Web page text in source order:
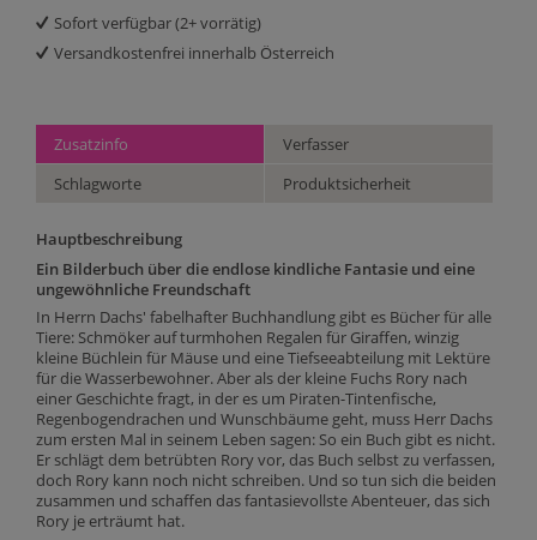
Sofort verfügbar (2+ vorrätig)
Versandkostenfrei innerhalb Österreich
Zusatzinfo
Verfasser
Schlagworte
Produktsicherheit
Hauptbeschreibung
Ein Bilderbuch über die endlose kindliche Fantasie und eine
ungewöhnliche Freundschaft
In Herrn Dachs' fabelhafter Buchhandlung gibt es Bücher für alle
Tiere: Schmöker auf turmhohen Regalen für Giraffen, winzig
kleine Büchlein für Mäuse und eine Tiefseeabteilung mit Lektüre
für die Wasserbewohner. Aber als der kleine Fuchs Rory nach
einer Geschichte fragt, in der es um Piraten-Tintenfische,
Regenbogendrachen und Wunschbäume geht, muss Herr Dachs
zum ersten Mal in seinem Leben sagen: So ein Buch gibt es nicht.
Er schlägt dem betrübten Rory vor, das Buch selbst zu verfassen,
doch Rory kann noch nicht schreiben. Und so tun sich die beiden
zusammen und schaffen das fantasievollste Abenteuer, das sich
Rory je erträumt hat.